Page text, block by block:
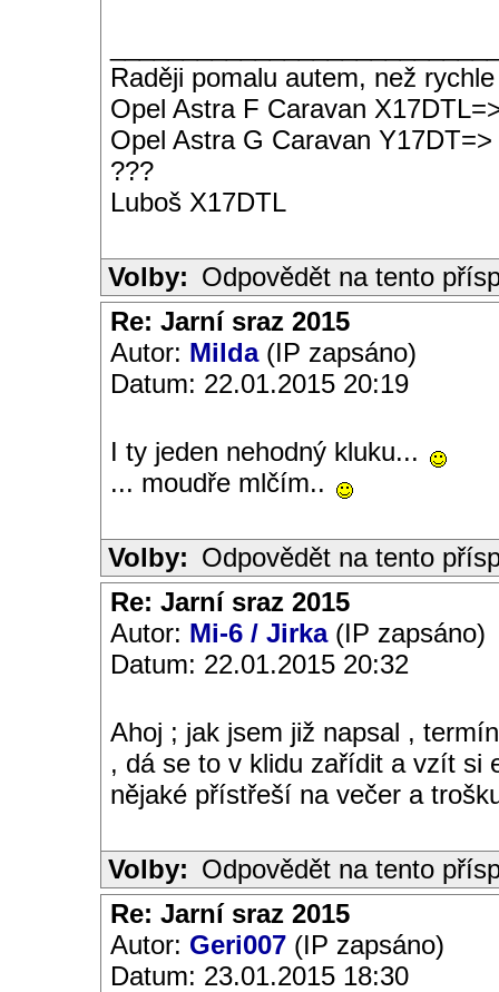
Raději pomalu autem, než
Opel Astra F Caravan
Opel Astra G Caravan Y17DT=>
???
Luboš X17DTL
Volby: Odpovědět na tento
Re: Jarní sraz 2015
Autor: Milda(IP zapsáno)
Datum: 22.01.2015 20:19
I ty jeden nehodný kluku...
... moudře mlčím..
Volby: Odpovědět na tento
Re: Jarní sraz 2015
Autor: Mi-6 / Jirka(IP zapsáno)
Datum: 22.01.2015 20:32
Ahoj ; jak jsem již napsal ,
, dá se to v klidu zařídit a vzít si
nějaké přístřeší na večer a
Volby: Odpovědět na tento
Re: Jarní sraz 2015
Autor: Geri007 (IP zapsáno)
Datum: 23.01.2015 18:30